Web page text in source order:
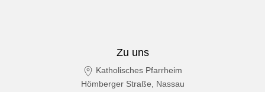
Zu uns
Katholisches Pfarrheim
Hömberger Straße, Nassau